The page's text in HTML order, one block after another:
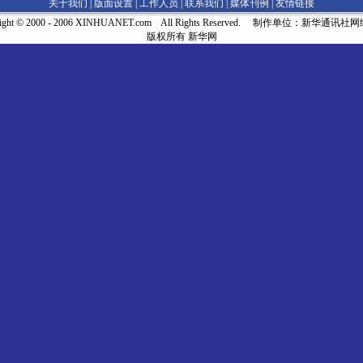
关于我们 | 版面设置 工作人员 联系我们 媒体刊例
友情链接
© 2000 - 2006 XINHUANET.com All Rights Reserved. 制作单位：新华通讯社网
版权所有 新华网